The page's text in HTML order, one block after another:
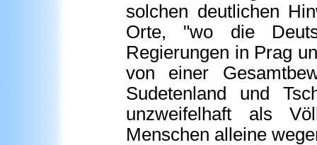
solchen deutlichen
Orte, "wo die
Regierungen in Prag
von einer
Sudetenland und
unzweifelhaft als
Menschen alleine